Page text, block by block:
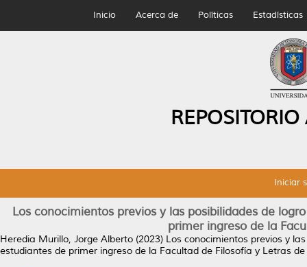
Inicio Acerca de Políticas Estadísticas
Iniciar
Los conocimientos previos y las posibilidades de
primer ingreso de la
Heredia Murillo, Jorge Alberto (2023) Los conocimientos previos y
estudiantes de primer ingreso de la Facultad de Filosofía y Letras